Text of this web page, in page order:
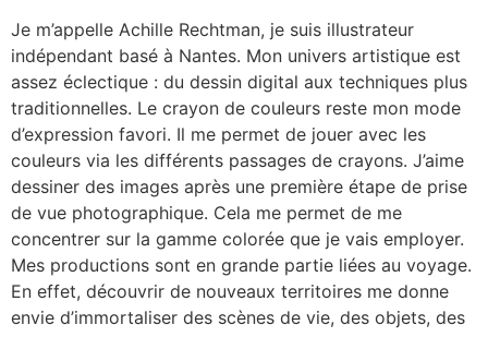
Je m’appelle Achille Rechtman, je suis illustrateur
indépendant basé à Nantes. Mon univers artistique est
assez éclectique : du dessin digital aux techniques plus
traditionnelles. Le crayon de couleurs reste mon mode
d’expression favori. Il me permet de jouer avec les
couleurs via les différents passages de crayons. J’aime
dessiner des images après une première étape de prise
de vue photographique. Cela me permet de me
concentrer sur la gamme colorée que je vais employer.
Mes productions sont en grande partie liées au voyage.
En effet, découvrir de nouveaux territoires me donne
envie d’immortaliser des scènes de vie, des objets, des